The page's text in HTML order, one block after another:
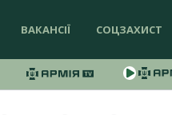
ВАКАНСІЇ СОЦЗАХИСТ